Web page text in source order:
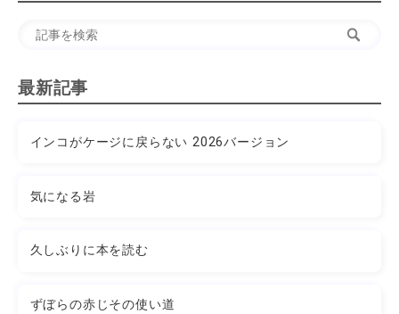
最新記事
インコがケージに戻らない 2026バージョン
気になる岩
久しぶりに本を読む
ずぼらの赤じその使い道